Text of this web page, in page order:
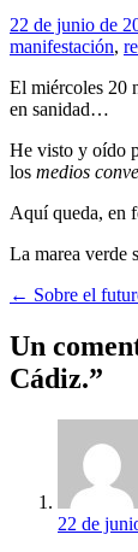
22 de junio de
manifestación,
El miércoles 20
en sanidad…
He visto y oído
los medios
Aquí queda, en
La marea verde
de
entradas
← Sobre el
Un
Cádiz.”
22 de